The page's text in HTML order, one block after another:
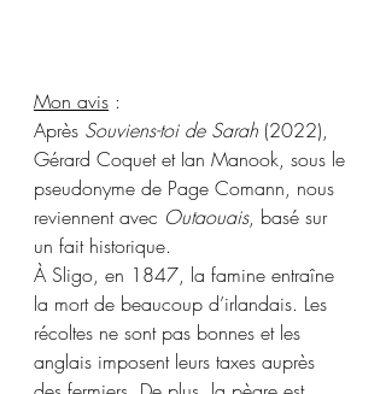
Mon avis :
Après Souviens-toi de Sarah (2022),
Gérard Coquet et Ian Manook, sous le
pseudonyme de Page Comann, nous
reviennent avec Outaouais, basé sur
un fait historique.
À Sligo, en 1847, la famine entraîne
la mort de beaucoup d’irlandais. Les
récoltes ne sont pas bonnes et les
anglais imposent leurs taxes auprès